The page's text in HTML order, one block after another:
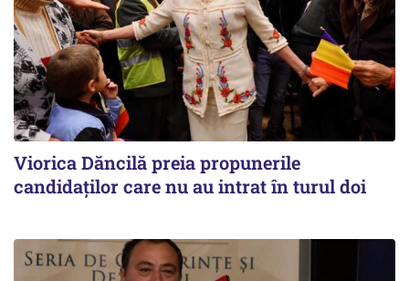
Viorica Dăncilă preia propunerile
candidaților care nu au intrat în turul doi